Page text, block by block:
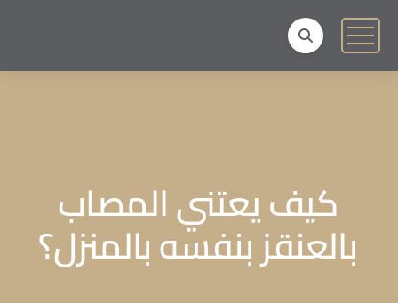
كيف يعتني المصاب
بالعنقز بنفسه بالمنزل؟